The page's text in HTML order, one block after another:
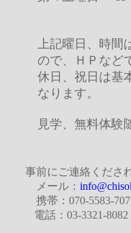
14：00
上記曜日、時間
ので、ＨＰなど
休日、祝日は基
なります。
見学、無料体験
事前にご連絡くださ
メール：
携帯：070-5583-
電話：03-3321-8082